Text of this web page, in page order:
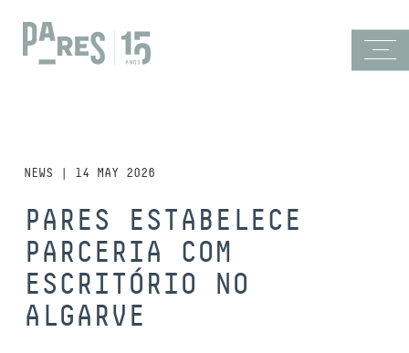
NEWS | 14 MAY 2026
PARES ESTABELECE
PARCERIA COM
ESCRITÓRIO NO
ALGARVE